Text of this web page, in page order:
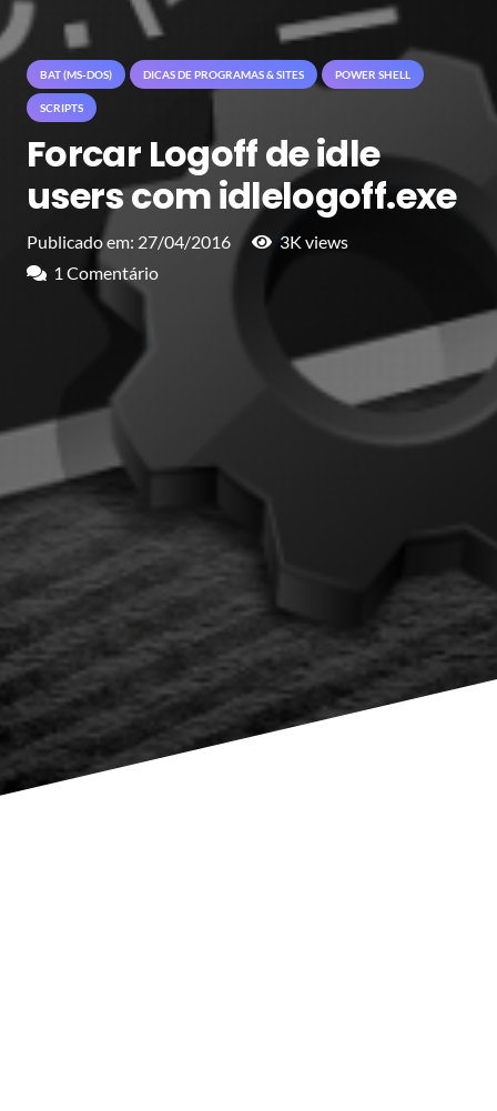
BAT (MS-DOS) DICAS DE PROGRAMAS & SITES POWER SHELL
SCRIPTS
Forcar Logoff de idle
users com idlelogoff.exe
Publicado em: 27/04/2016 3K views
1Comentário